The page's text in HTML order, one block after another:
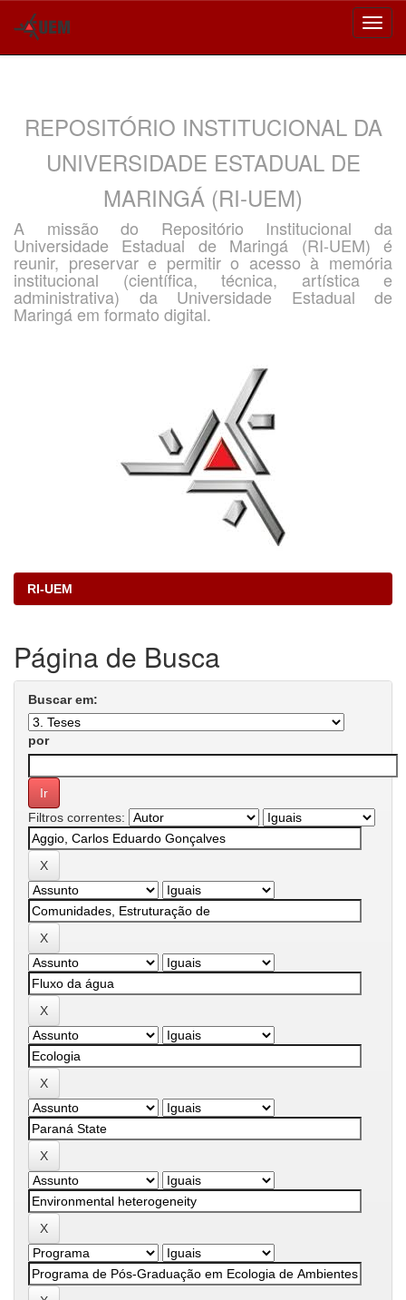
REPOSITÓRIO INSTITUCIONAL DA
UNIVERSIDADE ESTADUAL DE
MARINGÁ (RI-UEM)
A missão do Repositório Institucional da
Universidade Estadual de Maringá (RI-UEM) é
reunir, preservar e permitir o acesso à memória
institucional (científica, técnica, artística e
administrativa) da Universidade Estadual de
Maringá em formato digital.
RI-UEM
Página de Busca
Buscar em:
por
Filtros correntes: